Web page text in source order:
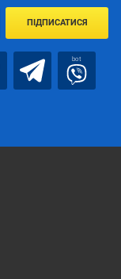
ПІДПИСАТИСЯ
bot